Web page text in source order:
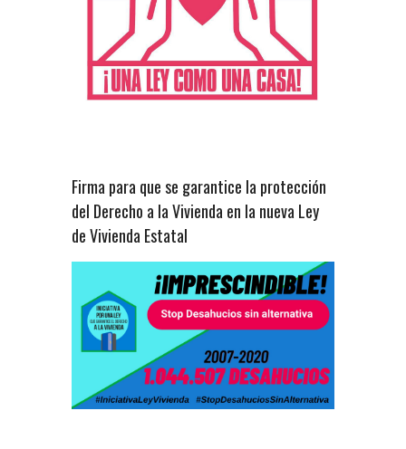
Firma para que se garantice la protección
del Derecho a la Vivienda en la nueva Ley
de Vivienda Estatal